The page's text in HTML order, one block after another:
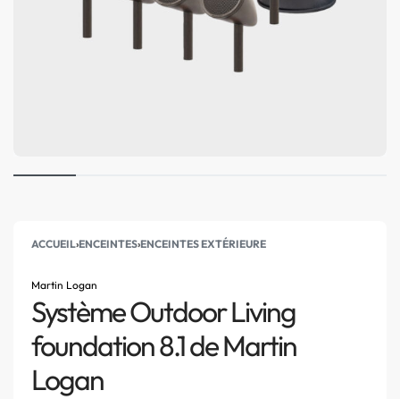
ACCUEIL›ENCEINTES›ENCEINTES EXTÉRIEURE
Martin Logan
Système Outdoor Living
foundation 8.1 de Martin
Logan